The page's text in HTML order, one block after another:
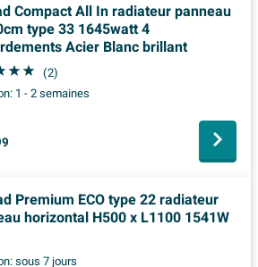
Compact All In radiateur panneau
type 33 1645watt 4
Acier Blanc brillant
(2)
1 - 2 semaines
Premium ECO type 22 radiateur
horizontal H500 x L1100 1541W
sous 7 jours